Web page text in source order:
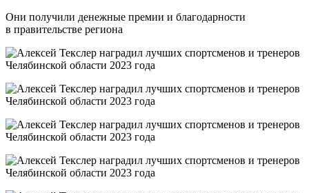
Они получили денежные премии и благодарности
в правительстве региона